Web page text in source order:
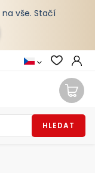
na vše. Stačí
HLEDAT